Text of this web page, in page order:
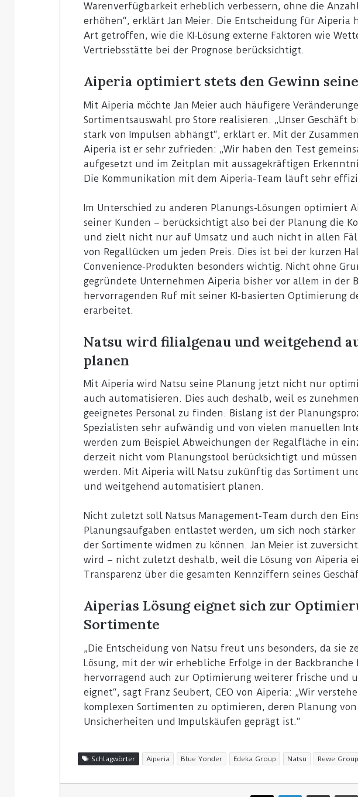
Warenverfügbarkeit erheblich verbessern, ohne die
erhöhen“, erklärt Jan Meier. Die Entscheidung für Aiperia
Art getroffen, wie die KI-Lösung externe Faktoren wie
Vertriebsstätte bei der Prognose berücksichtigt.
Aiperia optimiert stets den Gewinn
Mit Aiperia möchte Jan Meier auch häufigere
Sortimentsauswahl pro Store realisieren. „Unser Geschäft
stark von Impulsen abhängt“, erklärt er. Mit der
Aiperia ist er sehr zufrieden: „Wir haben den Test
aufgesetzt und im Zeitplan mit aussagekräftigen
Die Kommunikation mit dem Aiperia-Team läuft sehr
Im Unterschied zu anderen Planungs-Lösungen optimiert
seiner Kunden – berücksichtigt also bei der Planung die
und zielt nicht nur auf Umsatz und auch nicht in allen
von Regallücken um jeden Preis. Dies ist bei der kurzen
Convenience-Produkten besonders wichtig. Nicht ohne
gegründete Unternehmen Aiperia bisher vor allem in der
hervorragenden Ruf mit seiner KI-basierten Optimierung
erarbeitet.
Natsu wird filialgenau und weitgehend
planen
Mit Aiperia wird Natsu seine Planung jetzt nicht nur
auch automatisieren. Dies auch deshalb, weil es
geeignetes Personal zu finden. Bislang ist der
Spezialisten sehr aufwändig und von vielen manuellen
werden zum Beispiel Abweichungen der Regalfläche in
derzeit nicht vom Planungstool berücksichtigt und
werden. Mit Aiperia will Natsu zukünftig das Sortiment
und weitgehend automatisiert planen.
Nicht zuletzt soll Natsus Management-Team durch den
Planungsaufgaben entlastet werden, um sich noch
der Sortimente widmen zu können. Jan Meier ist
wird – nicht zuletzt deshalb, weil die Lösung von Aiperia
Transparenz über die gesamten Kennziffern seines
Aiperias Lösung eignet sich zur
Sortimente
„Die Entscheidung von Natsu freut uns besonders, da sie
Lösung, mit der wir erhebliche Erfolge in der Backbranche
hervorragend auch zur Optimierung weiterer frische und
eignet“, sagt Franz Seubert, CEO von Aiperia: „Wir
komplexen Sortimenten zu optimieren, deren Planung
Unsicherheiten und Impulskäufen geprägt ist.“
Schlagwörter Aiperia Blue Yonder Edeka Group Natsu Rewe Group
Homebase USA wird die Tally-
Roboter von Simbe in allen
31. Juli 2026